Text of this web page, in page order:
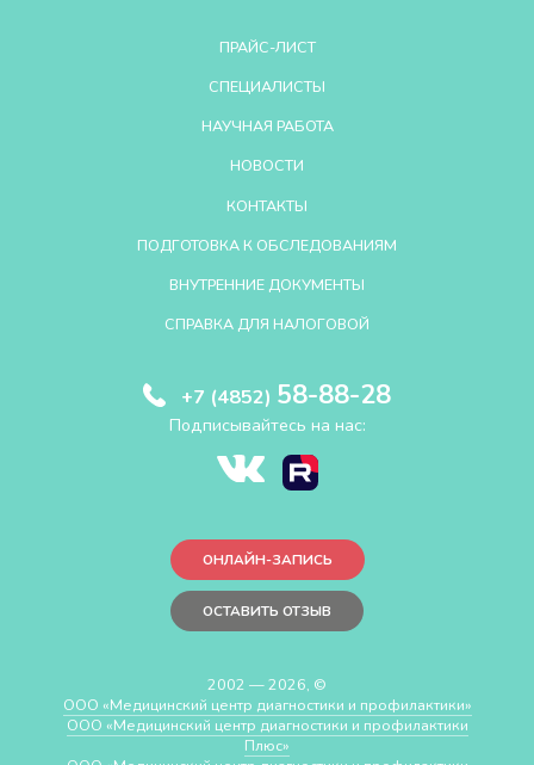
ПРАЙС-ЛИСТ
СПЕЦИАЛИСТЫ
НАУЧНАЯ РАБОТА
НОВОСТИ
КОНТАКТЫ
ПОДГОТОВКА К ОБСЛЕДОВАНИЯМ
ВНУТРЕННИЕ ДОКУМЕНТЫ
СПРАВКА ДЛЯ НАЛОГОВОЙ
+7 (4852) 58-88-28
Подписывайтесь на нас:
ОНЛАЙН-ЗАПИСЬ
ОСТАВИТЬ ОТЗЫВ
2002 — 2026, ©
ООО «Медицинский центр диагностики и профилактики»
ООО «Медицинский центр диагностики и профилактики
Плюс»